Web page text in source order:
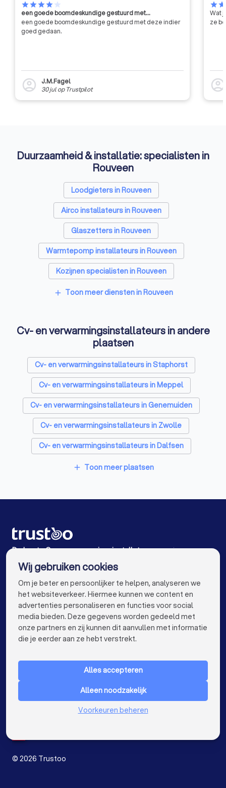
starstarstarstarstar
een goede boomdeskundige gestuurd met…
een goede boomdeskundige gestuurd met deze indier
goed gedaan.
account_circle
J.M.Fagel
30 julop Trustpilot
starstar
Wat
ze
account_circle
Duurzaamheid & installatie: specialisten in
Rouveen
Loodgieters in Rouveen
Airco installateurs in Rouveen
Glaszetters in Rouveen
Warmtepomp installateurs in Rouveen
Kozijnen specialisten in Rouveen
Zonnepanelen-installateurs in Rouveen
Thuisbatterij installateurs in Rouveen
add Toon meer diensten in Rouveen
Cv- en verwarmingsinstallateurs in andere
plaatsen
Cv- en verwarmingsinstallateurs in Staphorst
Cv- en verwarmingsinstallateurs in Meppel
Cv- en verwarmingsinstallateurs in Genemuiden
Cv- en verwarmingsinstallateurs in Zwolle
Cv- en verwarmingsinstallateurs in Dalfsen
Cv- en verwarmingsinstallateurs in 's-Heerenbroek
Cv- en verwarmingsinstallateurs in Hattem
Cv- en verwarmingsinstallateurs in Dedemsvaart
Cv- en verwarmingsinstallateurs in Amsterdam
Cv- en verwarmingsinstallateurs in Rotterdam
Cv- en verwarmingsinstallateurs in Den Haag
Cv- en verwarmingsinstallateurs in Utrecht
Cv- en verwarmingsinstallateurs in Tilburg
Cv- en verwarmingsinstallateurs in Groningen
Cv- en verwarmingsinstallateurs in Almere
add Toon meer plaatsen
De beste Cv- en verwarmingsinstallateurs voor jou
VOOR PARTICULIEREN keyboard_arrow_down
Nederland
© 2026 Trustoo
Wij gebruiken cookies
Om je beter en persoonlijker te helpen, analyseren we
het websiteverkeer. Hiermee kunnen we content en
advertenties personaliseren en functies voor social
media bieden. Deze gegevens worden gedeeld met
onze partners en zij kunnen dit aanvullen met informatie
die je eerder aan ze hebt verstrekt.
Alles accepteren
Alleen noodzakelijk
Voorkeuren beheren